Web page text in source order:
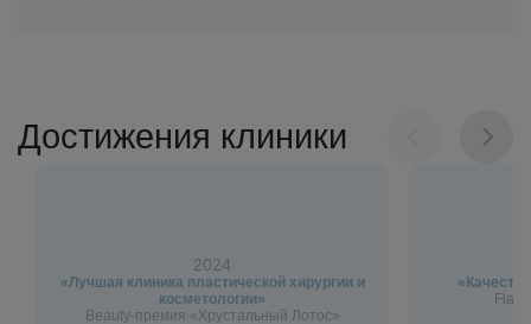
Достижения клиники
2024
«Лучшая клиника пластической хирургии и
косметологии»
Beauty-премия «Хрустальный Лотос»